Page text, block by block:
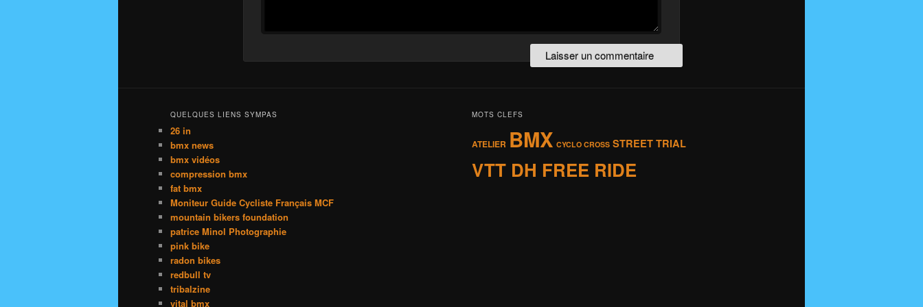
QUELQUES LIENS SYMPAS
26 in
bmx news
bmx vidéos
compression bmx
fat bmx
Moniteur Guide Cycliste Français MCF
mountain bikers foundation
patrice Minol Photographie
pink bike
radon bikes
redbull tv
tribalzine
vital bmx
MOTS CLEFS
ATELIER BMX CYCLO CROSS STREET TRIAL
VTT DH FREE RIDE